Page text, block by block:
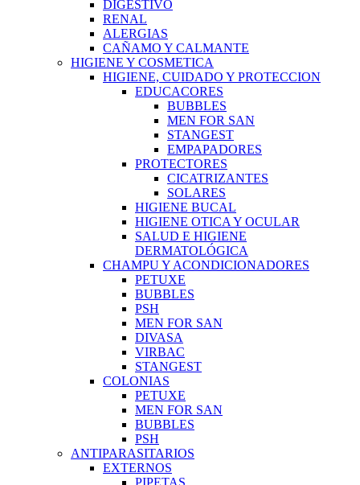
DIGESTIVO
RENAL
ALERGIAS
CAÑAMO Y CALMANTE
HIGIENE Y COSMETICA
HIGIENE, CUIDADO Y PROTECCION
EDUCACORES
BUBBLES
MEN FOR SAN
STANGEST
EMPAPADORES
PROTECTORES
CICATRIZANTES
SOLARES
HIGIENE BUCAL
HIGIENE OTICA Y OCULAR
SALUD E HIGIENE
DERMATOLÓGICA
CHAMPU Y ACONDICIONADORES
PETUXE
BUBBLES
PSH
MEN FOR SAN
DIVASA
VIRBAC
STANGEST
COLONIAS
PETUXE
MEN FOR SAN
BUBBLES
PSH
ANTIPARASITARIOS
EXTERNOS
PIPETAS